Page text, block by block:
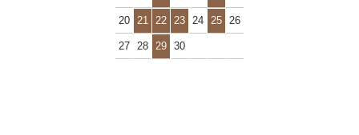
20 21 22 23 24 25 26
27 28 29 30